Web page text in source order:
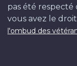
pas été respecté
vous avez le
l'ombud des